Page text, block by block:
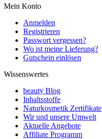
Mein Konto
Anmelden
Registrieren
Passwort vergessen?
Wo ist meine Lieferung?
Gutschein einlösen
Wissenswertes
beauty Blog
Inhaltsstoffe
Naturkosmetik Zertifikate
Wir und unsere Umwelt
Aktuelle Angebote
Affiliate Programm